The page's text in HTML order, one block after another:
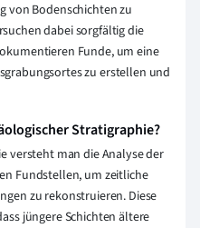
von Bodenschichten zu
dabei sorgfältig die
Funde, um eine
zu erstellen und
Stratigraphie?
versteht man die Analyse der
Fundstellen, um zeitliche
zu rekonstruieren. Diese
jüngere Schichten ältere